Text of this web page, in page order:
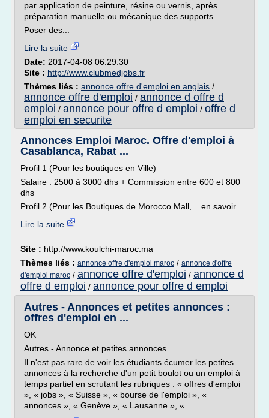
par application de peinture, résine ou vernis, après
préparation manuelle ou mécanique des supports
Poser des...
Lire la suite
Date: 2017-04-08 06:29:30
Site : http://www.clubmedjobs.fr
Thèmes liés : annonce offre d'emploi en anglais /
annonce offre d'emploi / annonce d offre d
emploi / annonce pour offre d emploi / offre d
emploi en securite
Annonces Emploi Maroc. Offre d'emploi à
Casablanca, Rabat ...
Profil 1 (Pour les boutiques en Ville)
Salaire : 2500 à 3000 dhs + Commission entre 600 et 800
dhs
Profil 2 (Pour les Boutiques de Morocco Mall,... en savoir...
Lire la suite
Site : http://www.koulchi-maroc.ma
Thèmes liés : annonce offre d'emploi maroc / annonce d'offre
d'emploi maroc / annonce offre d'emploi / annonce d
offre d emploi / annonce pour offre d emploi
Autres - Annonces et petites annonces :
offres d'emploi en ...
OK
Autres - Annonce et petites annonces
Il n'est pas rare de voir les étudiants écumer les petites
annonces à la recherche d'un petit boulot ou un emploi à
temps partiel en scrutant les rubriques : « offres d'emploi
», « jobs », « Suisse », « bourse de l'emploi », «
annonces », « Genève », « Lausanne », «...